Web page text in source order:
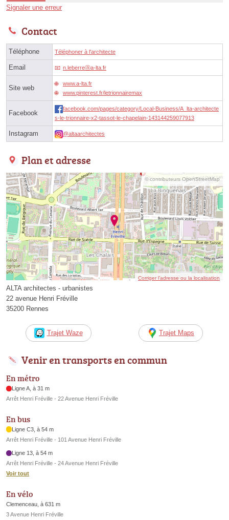
Signaler une erreur
Contact
Téléphone Téléphoner à l'architecte
Email n.leberreⓐa-lta.fr
Site web
www.a-lta.fr
www.pinterest.fr/letrionnairemax
Facebook
facebook.com/pages/category/Local-Business/A_lta-architecte
s-le-trionnaire-x2-tassot-le-chapelain-143144259077913
Instagram @altaarchitectes
Plan et adresse
© contributeurs OpenStreetMap
Corriger l’adresse ou la localisation
ALTA architectes - urbanistes
22 avenue Henri Fréville
35200 Rennes
Trajet Waze Trajet Maps
Venir en transports en commun
En métro
Ligne A, à 31 m
Arrêt Henri Fréville - 22 Avenue Henri Fréville
En bus
Ligne C3, à 54 m
Arrêt Henri Fréville - 101 Avenue Henri Fréville
Ligne 13, à 54 m
Arrêt Henri Fréville - 24 Avenue Henri Fréville
Voir tout
En vélo
Clemenceau, à 631 m
3 Avenue Henri Fréville